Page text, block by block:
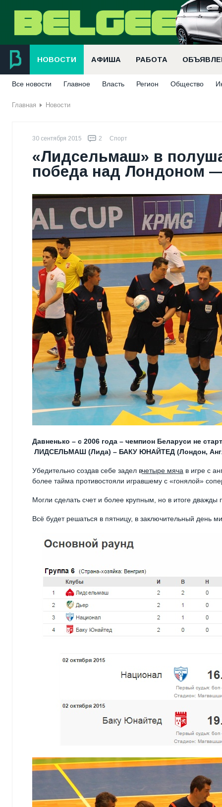
НОВОСТИ АФИША РАБОТА
Все новости Главное Власть Регион Общество
Главная Новости
30 сентября 2015 2 Спорт
«Лидсельмаш» в
победа над Лондоном
Давненько – с 2006 года – чемпион Беларуси не
ЛИДСЕЛЬМАШ (Лида) – БАКУ ЮНАЙТЕД (Лондон,
Убедительно создав себе задел вчетыре мяча в игре с
более тайма противостояли игравшему с «гонялой»
Могли сделать счет и более крупным, но в итоге дважды
Всё будет решаться в пятницу, в заключительный день